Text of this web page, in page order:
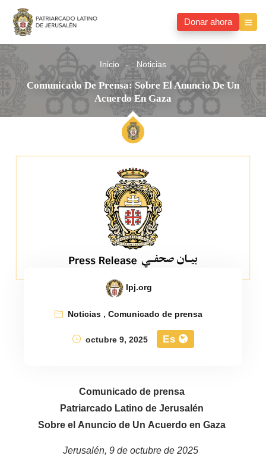
Donar ahora
Inicio Noticias
Comunicado De Prensa: Sobre El Anuncio De Un
Acuerdo En Gaza
lpj.org
Noticias,Comunicado de prensa
octubre 9, 2025
Es
Comunicado de prensa
Patriarcado Latino de Jerusalén
Sobre el Anuncio de Un Acuerdo en Gaza
Jerusalén, 9 de octubre de 2025